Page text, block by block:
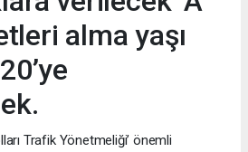
alma yaşı
Trafik Yönetmeliği’ önemli